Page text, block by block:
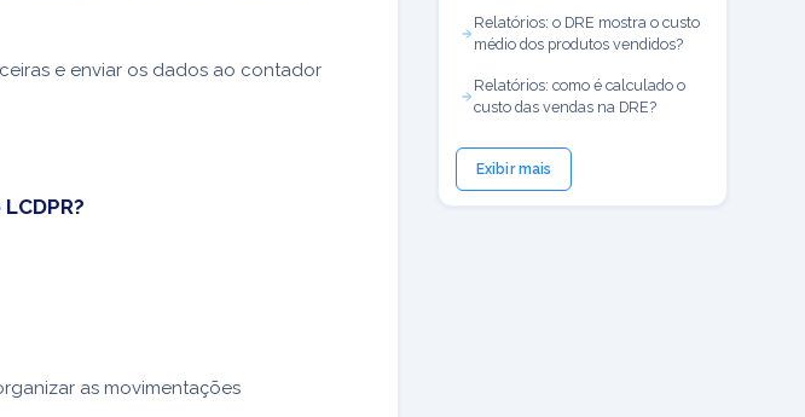
e enviar os dados ao contador
as movimentações
Relatórios: o DRE mostra o custo
médio dos produtos vendidos?
Relatórios: como é calculado o
custo das vendas na DRE?
Exibir mais